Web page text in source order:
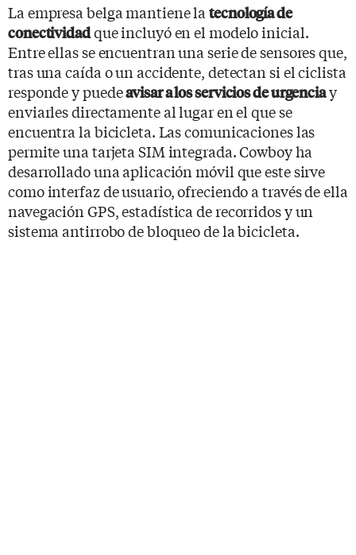
La empresa belga mantiene latecnología de
conectividadque incluyó en el modelo inicial.
Entre ellas se encuentran una serie de sensores que,
tras una caída o un accidente, detectan si el ciclista
responde y puedeavisar a los servicios de urgenciay
enviarles directamente al lugar en el que se
encuentra la bicicleta. Las comunicaciones las
permite una tarjeta SIM integrada. Cowboy ha
desarrollado una aplicación móvil que este sirve
como interfaz de usuario, ofreciendo a través de ella
navegación GPS, estadística de recorridos y un
sistema antirrobo de bloqueo de la bicicleta.